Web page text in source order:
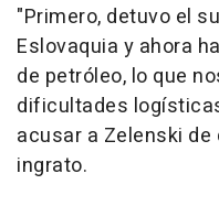
"Primero, detuvo el
Eslovaquia y ahora
de petróleo, lo que
dificultades
acusar a Zelenski
ingrato.